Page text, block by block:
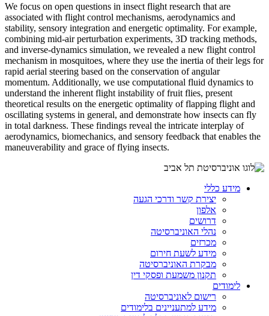
We focus on open questions in insect flight research that are
associated with flight control mechanisms, aerodynamics and
stability, sensory integration and energetic optimality. For example,
combining mid-air perturbation experiments, 3D tracking methods,
and inverse-dynamics simulation, we revealed a new flight control
mechanism in mosquitoes, where they use the inertia of their legs for
rapid aerial steering based on the conservation of angular
momentum. Additionally, we use computational fluid dynamics to
understand the inherent flight instability of fruit flies, present
theoretical results on the energetic optimality of flapping flight and
oscillating systems in general, and demonstrate how insects can fly
in total darkness. These findings reveal the intricate interplay of
aerodynamics, biomechanics, and sensory feedback that enables the
maneuverability and grace of flying insects.
מידע כללי
יצירת קשר ודרכי הגעה
אלפון
דרושים
נהלי האוניברסיטה
מכרזים
מידע לשעת חירום
מבקרת האוניברסיטה
תקנון משמעת ופסקי דין
לימודים
רישום לאוניברסיטה
מידע למתעניינים בלימודים